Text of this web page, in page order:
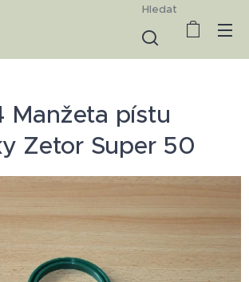
Hledat
Manžeta pístu
Zetor Super 50